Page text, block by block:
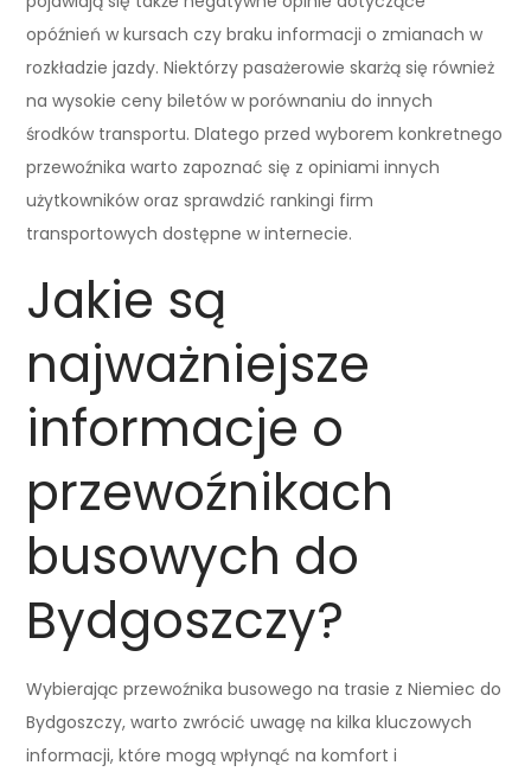
opóźnień w kursach czy braku informacji o zmianach w
rozkładzie jazdy. Niektórzy pasażerowie skarżą się również
na wysokie ceny biletów w porównaniu do innych
środków transportu. Dlatego przed wyborem konkretnego
przewoźnika warto zapoznać się z opiniami innych
użytkowników oraz sprawdzić rankingi firm
transportowych dostępne w internecie.
Jakie są
najważniejsze
informacje o
przewoźnikach
busowych do
Bydgoszczy?
Wybierając przewoźnika busowego na trasie z Niemiec do
Bydgoszczy, warto zwrócić uwagę na kilka kluczowych
informacji, które mogą wpłynąć na komfort i